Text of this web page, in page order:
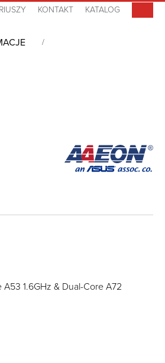
KONTAKT KATALOG
1.6GHz & Dual-Core A72